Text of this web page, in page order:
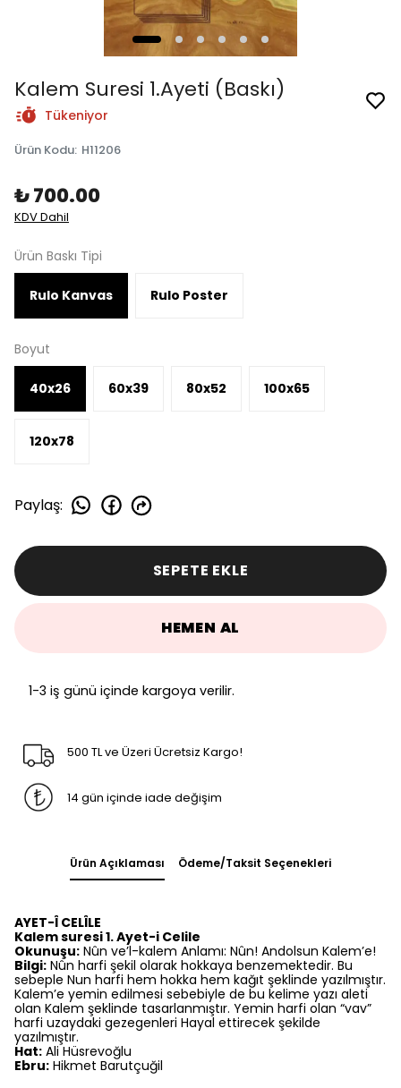
Kalem Suresi 1.Ayeti (Baskı)
Tükeniyor
Ürün Kodu: H11206
₺ 700.00
KDV Dahil
Ürün Baskı Tipi
Rulo Kanvas Rulo Poster
Boyut
40x26 60x39 80x52 100x65
120x78
Paylaş:
SEPETE EKLE
HEMEN AL
1-3 iş günü içinde kargoya verilir.
500 TL ve Üzeri Ücretsiz Kargo!
14 gün içinde iade değişim
Ürün Açıklaması Ödeme/Taksit Seçenekleri
AYET-Î CELÎLE
Kalem suresi 1. Ayet-i Celile
Okunuşu: Nûn ve’l-kalem Anlamı: Nûn! Andolsun Kalem’e!
Bilgi: Nûn harfi şekil olarak hokkaya benzemektedir. Bu
sebeple Nun harfi hem hokka hem kağıt şeklinde yazılmıştır.
Kalem’e yemin edilmesi sebebiyle de bu kelime yazı aleti
olan Kalem şeklinde tasarlanmıştır. Yemin harfi olan “vav”
harfi uzaydaki gezegenleri Hayal ettirecek şekilde
yazılmıştır.
Hat: Ali Hüsrevoğlu
Ebru: Hikmet Barutçuğil